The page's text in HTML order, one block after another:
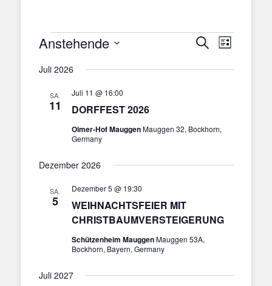
Veranstaltungen
und
Suche
Liste
Anstehende
wählen.
Juli 2026
SA.
11 DORFFEST 2026
Juli 11 @ 16:00
Oimer-Hof MauggenMauggen 32, Bockhorn,
Germany
Dezember 2026
SA.
5
WEIHNACHTSFEIER MIT
CHRISTBAUMVERSTEIGERUNG
Dezember 5 @ 19:30
Schützenheim MauggenMauggen 53A,
Bockhorn, Bayern, Germany
Juli 2027